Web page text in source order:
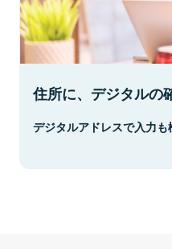
住所に、デジタルの
デジタルアドレスで入力も